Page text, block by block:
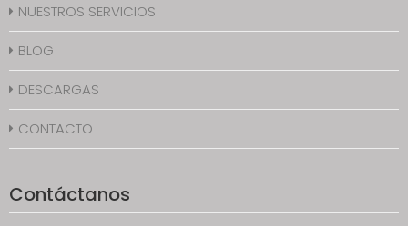
NUESTROS SERVICIOS
BLOG
DESCARGAS
CONTACTO
Contáctanos